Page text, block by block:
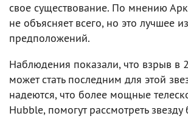
свое существование. По мнению
не объясняет всего, но это лучшее
предположений.
Наблюдения показали, что взрыв в
может стать последним для этой
надеются, что более мощные
Hubble, помогут рассмотреть звезду